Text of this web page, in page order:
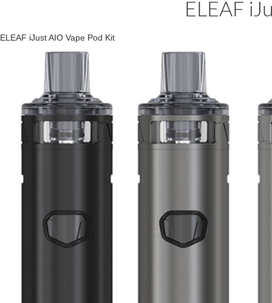
ELEAF
ELEAF iJust AIO Vape Pod Kit